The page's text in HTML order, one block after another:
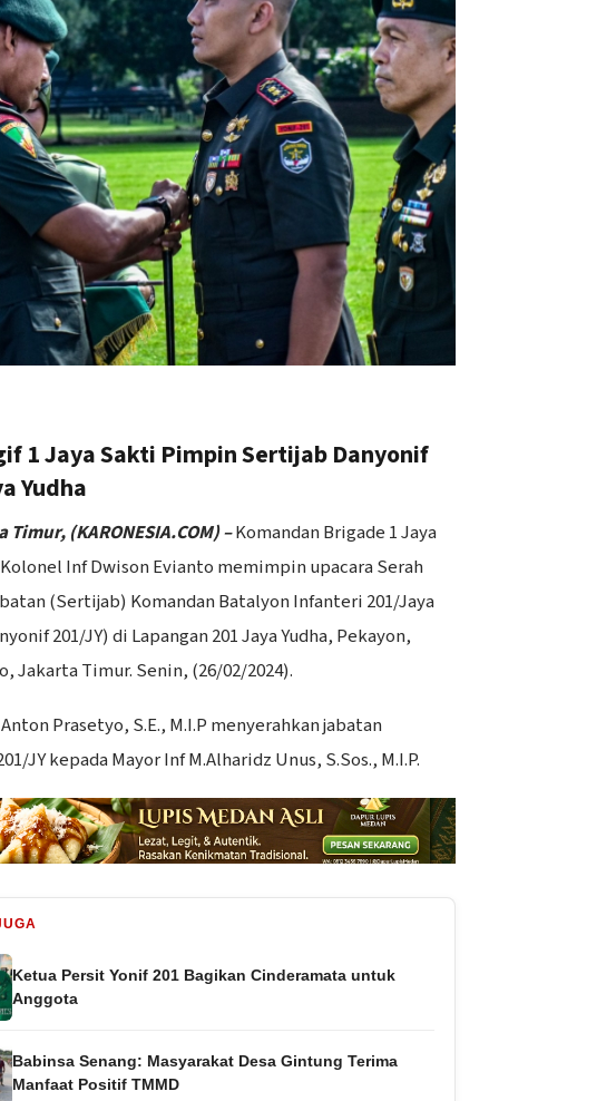
1 Jaya Sakti Pimpin Sertijab Danyonif
Yudha
Timur, (KARONESIA.COM) –Komandan Brigade 1 Jaya
Inf Dwison Evianto memimpin upacara Serah
(Sertijab) Komandan Batalyon Infanteri 201/Jaya
201/JY) di Lapangan 201 Jaya Yudha, Pekayon,
Jakarta Timur. Senin, (26/02/2024).
Prasetyo, S.E., M.I.P menyerahkan jabatan
JY kepada Mayor Inf M.Alharidz Unus, S.Sos., M.I.P.
Ketua Persit Yonif 201 Bagikan Cinderamata untuk
Anggota
Babinsa Senang: Masyarakat Desa Gintung Terima
Manfaat Positif TMMD